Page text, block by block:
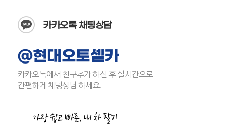
카카오톡 채팅상담
@현대오토셀카
카카오톡에서 친구추가 하신 후 실시간으로
간편하게 채팅상담 하세요.